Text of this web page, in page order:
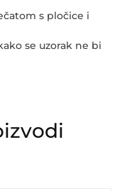
s pločice i
se uzorak ne bi